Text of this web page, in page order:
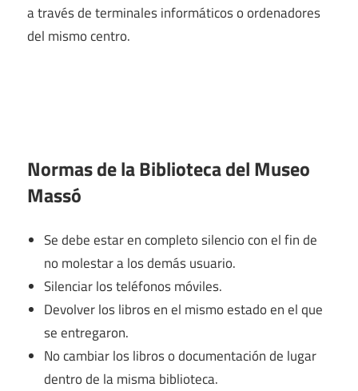
a través de terminales informáticos o ordenadores
del mismo centro.
Normas de la Biblioteca del Museo
Massó
Se debe estar en completo silencio con el fin de
no molestar a los demás usuario.
Silenciar los teléfonos móviles.
Devolver los libros en el mismo estado en el que
se entregaron.
No cambiar los libros o documentación de lugar
dentro de la misma biblioteca.